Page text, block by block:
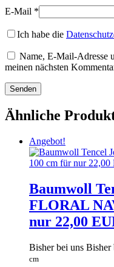
E-Mail *
Ich habe die
Name, E-Mail-Adresse
meinen nächsten
Ähnliche
Angebot!
Baumwoll
FLORAL
nur 22,00
Bisher bei uns Bisher
cm